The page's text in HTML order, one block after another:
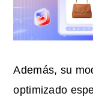
Además, su
optimizado